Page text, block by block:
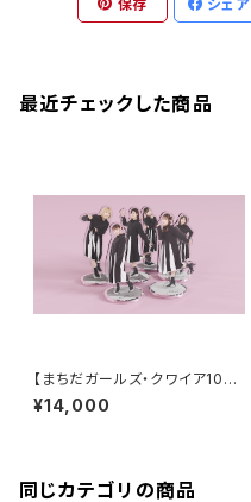
保存 シェア
最近チェックした商品
【まちだガールズ・クワイア10周
年記念グッズ】アクリルスタンド
コンプリートセット
¥14,000
同じカテゴリの商品